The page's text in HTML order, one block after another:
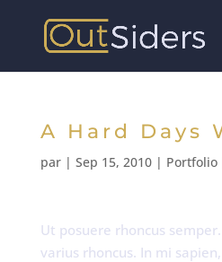
A Hard Days
par | Sep 15, 2010| Portfolio
Ut posuere rhoncus
varius rhoncus. In mi